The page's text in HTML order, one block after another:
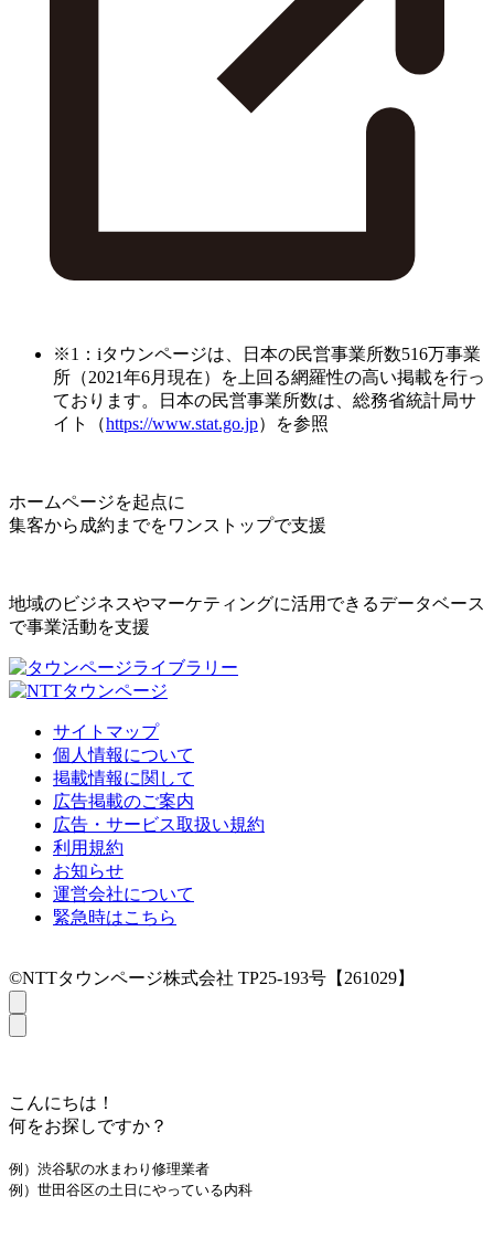
※1：iタウンページは、日本の民営事業所数516万事業
所（2021年6月現在）を上回る網羅性の高い掲載を行っ
ております。日本の民営事業所数は、総務省統計局サ
イト（https://www.stat.go.jp）を参照
ホームページを起点に
集客から成約までをワンストップで支援
地域のビジネスやマーケティングに活用できるデータベース
で事業活動を支援
サイトマップ
個人情報について
掲載情報に関して
広告掲載のご案内
広告・サービス取扱い規約
利用規約
お知らせ
運営会社について
緊急時はこちら
©NTTタウンページ株式会社 TP25-193号【261029】
こんにちは！
何をお探しですか？
例）渋谷駅の水まわり修理業者
例）世田谷区の土日にやっている内科